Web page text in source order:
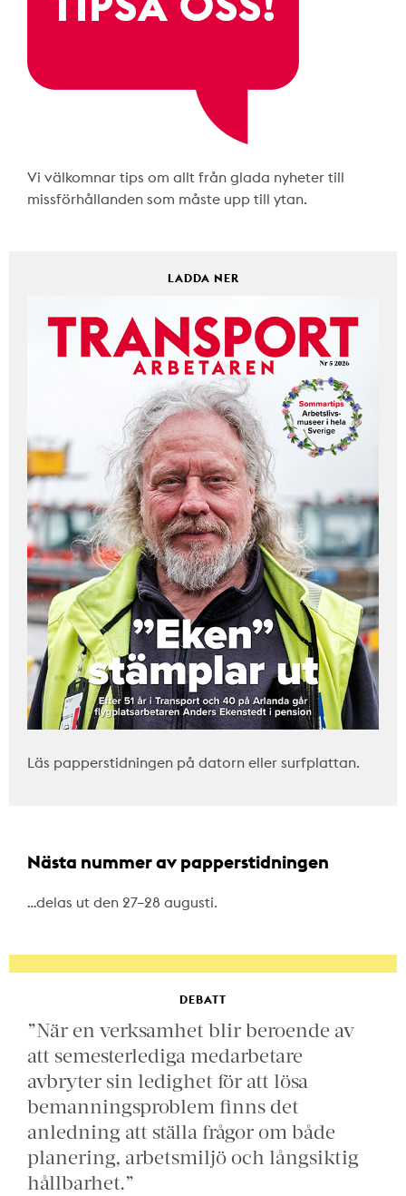
Vi välkomnar tips om allt från glada nyheter till
missförhållanden som måste upp till ytan.
LADDA NER
Läs papperstidningen på datorn eller surfplattan.
Nästa nummer av papperstidningen
…delas ut den 27–28 augusti.
DEBATT
”När en verksamhet blir beroende av
att semesterlediga medarbetare
avbryter sin ledighet för att lösa
bemanningsproblem finns det
anledning att ställa frågor om både
planering, arbetsmiljö och långsiktig
hållbarhet.”